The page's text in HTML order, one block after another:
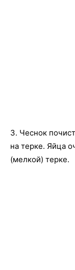
3. Чеснок
на терке. Яйца
(мелкой) терке.